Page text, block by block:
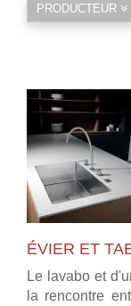
PRODUCTEUR
ÉVIER ET
Le lavabo et
la rencontre